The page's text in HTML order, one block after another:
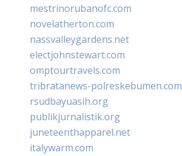
mestrinorubanofc.com
novelatherton.com
nassvalleygardens.net
electjohnstewart.com
omptourtravels.com
tribratanews-polreskebumen.com
rsudbayuasih.org
publikjurnalistik.org
juneteenthapparel.net
italywarm.com